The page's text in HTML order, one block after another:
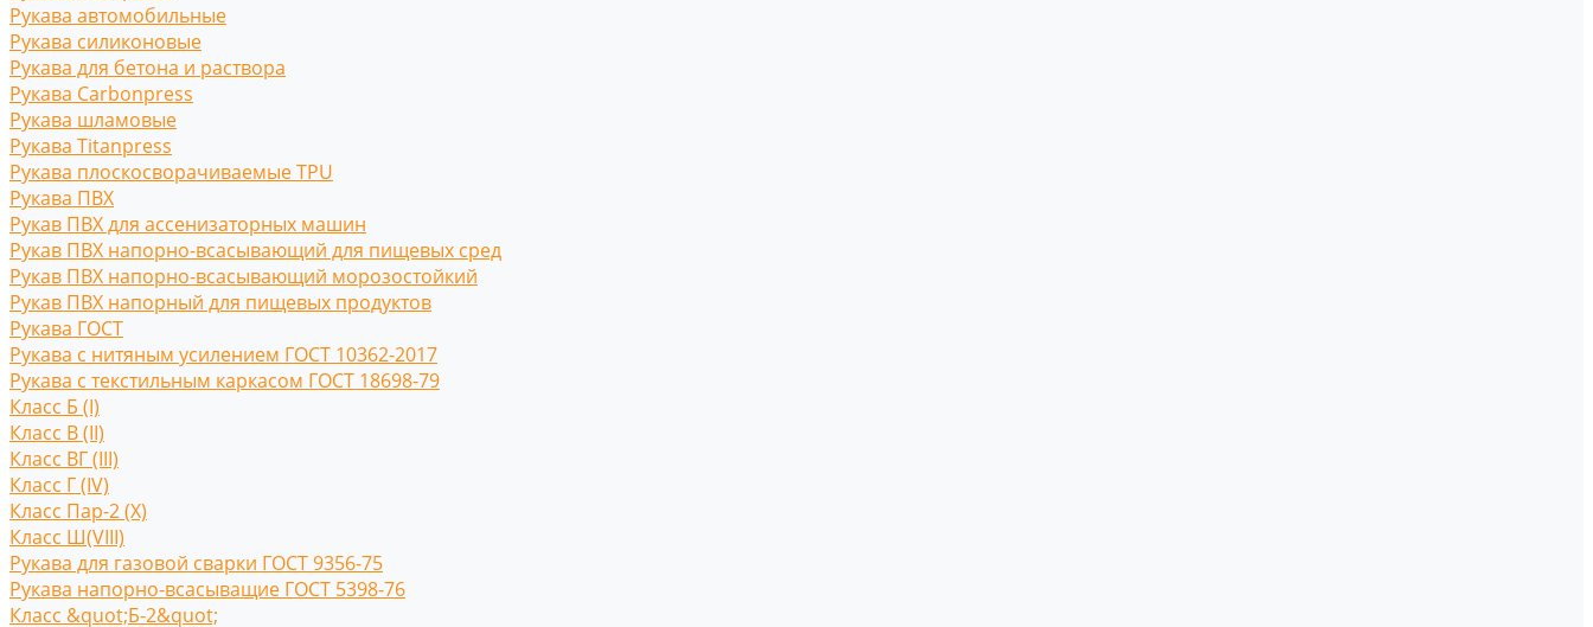
Рукава автомобильные
Рукава силиконовые
Рукава для бетона и раствора
Рукава Carbonpress
Рукава шламовые
Рукава Titanpress
Рукава плоскосворачиваемые TPU
Рукава ПВХ
Рукав ПВХ для ассенизаторных машин
Рукав ПВХ напорно-всасывающий для пищевых сред
Рукав ПВХ напорно-всасывающий морозостойкий
Рукав ПВХ напорный для пищевых продуктов
Рукава ГОСТ
Рукава с нитяным усилением ГОСТ 10362-2017
Рукава с текстильным каркасом ГОСТ 18698-79
Класс Б (I)
Класс В (II)
Класс ВГ (III)
Класс Г (IV)
Класс Пар-2 (X)
Класс Ш(VIII)
Рукава для газовой сварки ГОСТ 9356-75
Рукава напорно-всасыващие ГОСТ 5398-76
Класс &quot;Б-2&quot;